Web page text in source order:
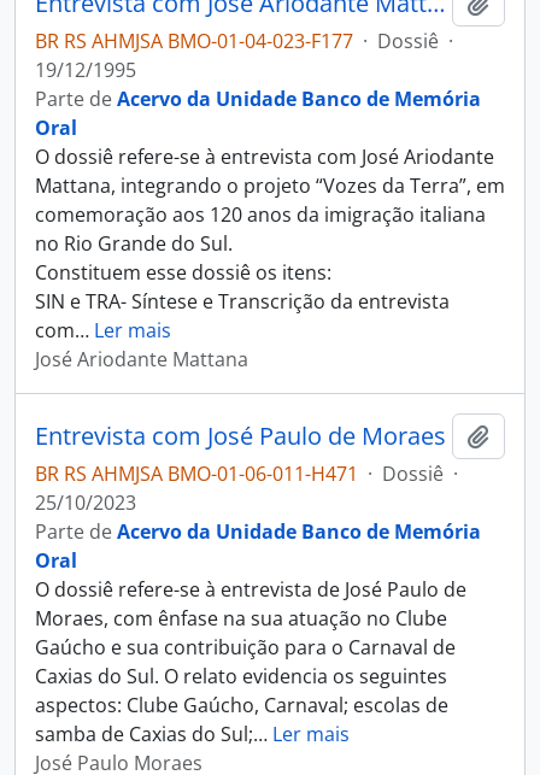
BR RS AHMJSA BMO-01-04-023-F177 · Dossiê ·
19/12/1995
Parte deAcervo da Unidade Banco de Memória
Oral
O dossiê refere-se à entrevista com José Ariodante
Mattana, integrando o projeto “Vozes da Terra”, em
comemoração aos 120 anos da imigração italiana
no Rio Grande do Sul.
Constituem esse dossiê os itens:
SIN e TRA- Síntese e Transcrição da entrevista
com… Ler mais
José Ariodante Mattana
Entrevista com José Paulo de Moraes
BR RS AHMJSA BMO-01-06-011-H471 · Dossiê ·
25/10/2023
Parte deAcervo da Unidade Banco de Memória
Oral
O dossiê refere-se à entrevista de José Paulo de
Moraes, com ênfase na sua atuação no Clube
Gaúcho e sua contribuição para o Carnaval de
Caxias do Sul. O relato evidencia os seguintes
aspectos: Clube Gaúcho, Carnaval; escolas de
samba de Caxias do Sul;… Ler mais
José Paulo Moraes